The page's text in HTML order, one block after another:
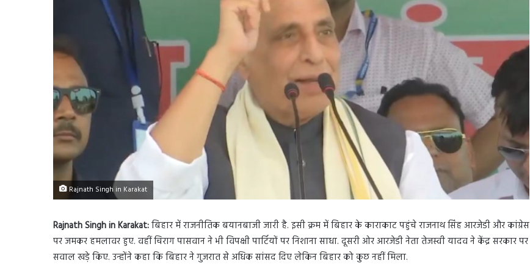
Rajnath Singh in Karakat
Rajnath Singh in Karakat:बिहार में राजनीतिक बयानबाजी जारी है. इसी क्रम में बिहार के काराकाट पहुंचे राजनाथ सिंह आरजेडी और कांग्रेस
पर जमकर हमलावर हुए. वहीं चिराग पासवान ने भी विपक्षी पार्टियों पर निशाना साधा. दूसरी ओर आरजेडी नेता तेजस्वी यादव ने केंद्र सरकार पर
सवाल खड़े किए. उन्होंने कहा कि बिहार ने गुजरात से अधिक सांसद दिए लेकिन बिहार को कुछ नहीं मिला.